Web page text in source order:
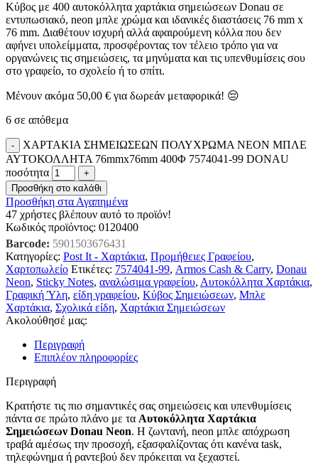
Κύβος με 400 αυτοκόλλητα χαρτάκια σημειώσεων Donau σε
εντυπωσιακό, neon μπλε χρώμα και ιδανικές διαστάσεις 76 mm x
76 mm. Διαθέτουν ισχυρή αλλά αφαιρούμενη κόλλα που δεν
αφήνει υπολείμματα, προσφέροντας τον τέλειο τρόπο για να
οργανώνεις τις σημειώσεις, τα μηνύματα και τις υπενθυμίσεις σου
στο γραφείο, το σχολείο ή το σπίτι.
Μένουν ακόμα 50,00 € για δωρεάν μεταφορικά! 😔
6 σε απόθεμα
ΧΑΡΤΑΚΙΑ ΣΗΜΕΙΩΣΕΩΝ ΠΟΛΥΧΡΩΜΑ ΝΕΟΝ ΜΠΛΕ
ΑΥΤΟΚΟΛΛΗΤΑ 76mmx76mm 400Φ 7574041-99 DONAU
ποσότητα
Προσθήκη στο καλάθι
Προσθήκη στα Αγαπημένα
47 χρήστες βλέπουν αυτό το προϊόν!
Κωδικός προϊόντος: 0120400
Barcode: 5901503676431
Κατηγορίες: Post It - Χαρτάκια, Προμήθειες Γραφείου,
Χαρτοπωλείο Ετικέτες: 7574041-99, Armos Cash & Carry, Donau
Neon, Sticky Notes, αναλώσιμα γραφείου, Αυτοκόλλητα Χαρτάκια,
Γραφική Ύλη, είδη γραφείου, Κύβος Σημειώσεων, Μπλε
Χαρτάκια, Σχολικά είδη, Χαρτάκια Σημειώσεων
Ακολούθησέ μας:
Περιγραφή
Επιπλέον πληροφορίες
Περιγραφή
Κρατήστε τις πιο σημαντικές σας σημειώσεις και υπενθυμίσεις
πάντα σε πρώτο πλάνο με τα Αυτοκόλλητα Χαρτάκια
Σημειώσεων Donau Neon. Η ζωντανή, neon μπλε απόχρωση
τραβά αμέσως την προσοχή, εξασφαλίζοντας ότι κανένα task,
τηλεφώνημα ή ραντεβού δεν πρόκειται να ξεχαστεί.